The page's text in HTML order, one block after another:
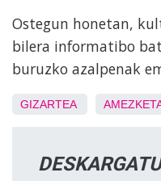
Ostegun honetan,
bilera informatibo
buruzko azalpenak
GIZARTEA